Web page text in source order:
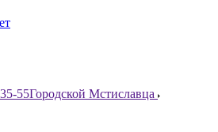
55Городской Мстиславца